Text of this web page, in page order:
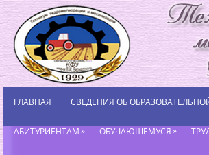
ГЛАВНАЯ СВЕДЕНИЯ ОБ
АБИТУРИЕНТАМ» ОБУЧАЮЩЕМУСЯ»